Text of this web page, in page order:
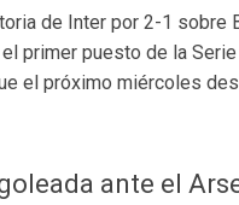
de Inter por 2-1 sobre
primer puesto de la
el próximo miércoles
ante el